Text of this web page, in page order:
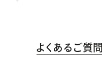
よくあるご質問